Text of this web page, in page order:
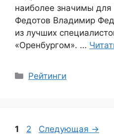
наиболее значимы
Федотов Владимир
из лучших
«Оренбургом». …
Рубрики
Рейтинги
Страница
1 Страница
2 Следующая →